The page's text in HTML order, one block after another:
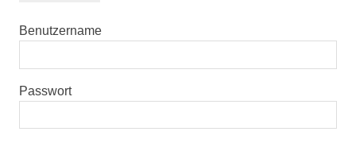
Benutzername
Passwort